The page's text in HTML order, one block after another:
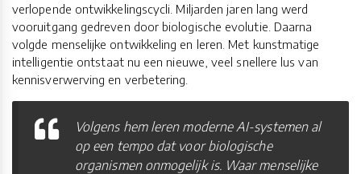
verlopende ontwikkelingscycli. Miljarden jaren lang werd
vooruitgang gedreven door biologische evolutie. Daarna
volgde menselijke ontwikkeling en leren. Met kunstmatige
intelligentie ontstaat nu een nieuwe, veel snellere lus van
kennisverwerving en verbetering.
Volgens hem leren moderne AI-systemen al
op een tempo dat voor biologische
organismen onmogelijk is. Waar menselijke